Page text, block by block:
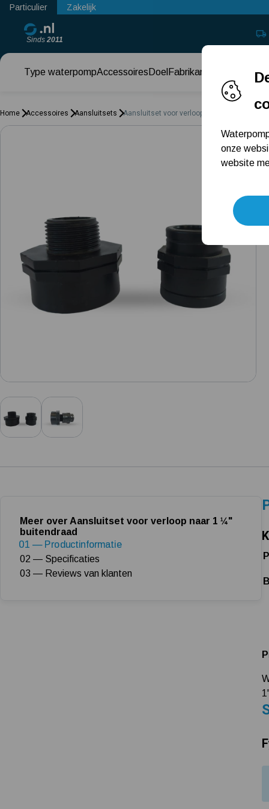
Particulier Zakelijk
Sinds 2011
Type waterpompAccessoires Doel Fabrikant
Home Accessoires Aansluitsets Aansluitset voor verloop naar 1 ¼"
Meer over Aansluitset voor verloop naar 1 ¼"
buitendraad
01 — Productinformatie
02 — Specificaties
03 — Reviews van klanten
onze
website